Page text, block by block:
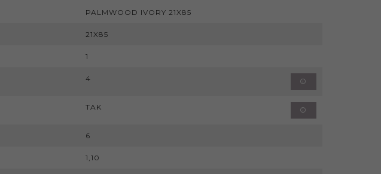
PALMWOOD IVORY 21X85
21X85
1
4
TAK
6
1,10